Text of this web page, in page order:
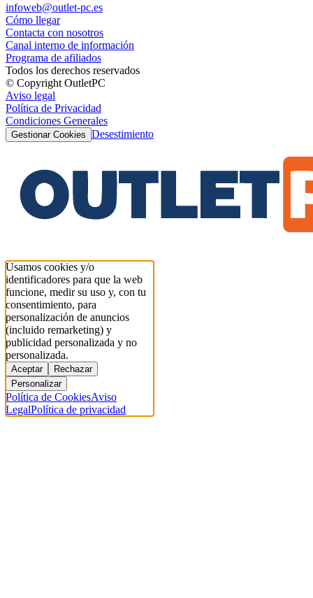
infoweb@outlet-pc.es
Cómo llegar
Contacta con nosotros
Canal interno de información
Programa de afiliados
Todos los derechos reservados
© Copyright OutletPC
Aviso legal
Política de Privacidad
Condiciones Generales
Gestionar Cookies Desestimiento
Usamos cookies y/o
identificadores para que la web
funcione, medir su uso y, con tu
consentimiento, para
personalización de anuncios
(incluido remarketing) y
publicidad personalizada y no
personalizada.
Aceptar
Rechazar
Personalizar
Política de CookiesAviso
LegalPolítica de privacidad